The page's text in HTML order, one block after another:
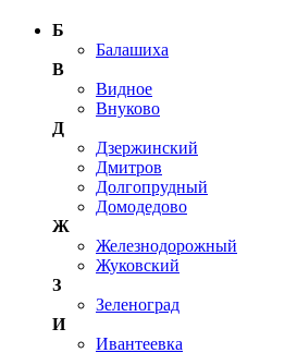
Б
Балашиха
В
Видное
Внуково
Д
Дзержинский
Дмитров
Долгопрудный
Домодедово
Ж
Железнодорожный
Жуковский
З
Зеленоград
И
Ивантеевка